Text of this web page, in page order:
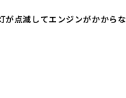
が点滅してエンジンがかから